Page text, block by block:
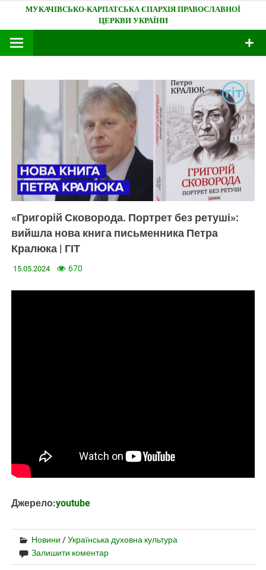
content
Мукачівсько-Карпатська єпархія
«Григорій Сковорода. Портрет без ретуші»:
вийшла нова книга письменника Петра
Кралюка | ГІТ
15.05.2024 670
Джерело:youtube
Новини /Українська духовна культура
Залишити коментар